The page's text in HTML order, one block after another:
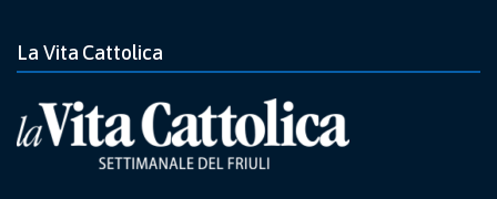
La Vita Cattolica